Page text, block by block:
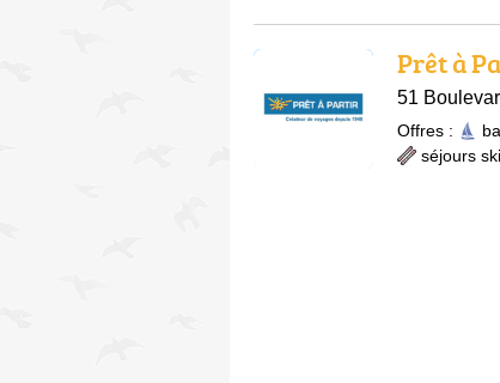
Prêt à
51
Offres :
séjours ski